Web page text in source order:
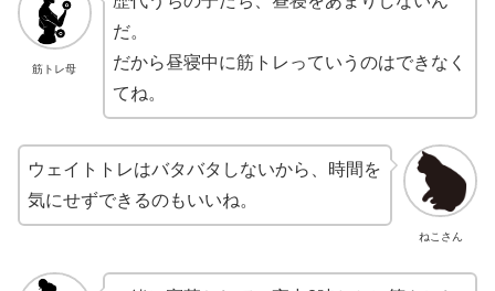
筋トレ母
だ。
だから昼寝中に筋トレっていうのはできなく
てね。
ねこさん
ウェイトトレはバタバタしないから、時間を
気にせずできるのもいいね。